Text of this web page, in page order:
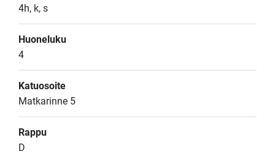
4h, k, s
Huoneluku
4
Katuosoite
Matkarinne 5
Rappu
D